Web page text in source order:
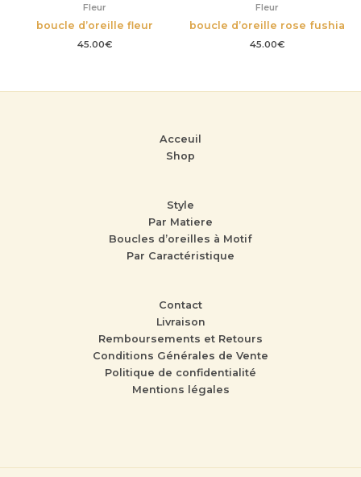
Fleur
boucle d’oreille fleur
45.00€
Fleur
boucle d’oreille rose fushia
45.00€
Acceuil
Shop
Style
Par Matiere
Boucles d’oreilles à Motif
Par Caractéristique
Contact
Livraison
Remboursements et Retours
Conditions Générales de Vente
Politique de confidentialité
Mentions légales